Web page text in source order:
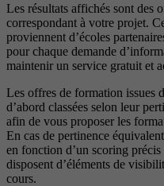
Les résultats affichés sont des
correspondant à votre projet.
proviennent d’écoles
pour chaque demande
maintenir un service gratuit et
Les offres de formation issues
d’abord classées selon leur
afin de vous proposer les
En cas de pertinence
en fonction d’un scoring
disposent d’éléments de
cours.